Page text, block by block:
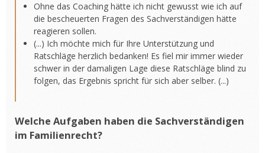
Ohne das Coaching hätte ich nicht gewusst wie ich auf
die bescheuerten Fragen des Sachverständigen hätte
reagieren sollen.
(...) Ich möchte mich für Ihre Unterstützung und
Ratschläge herzlich bedanken! Es fiel mir immer wieder
schwer in der damaligen Lage diese Ratschläge blind zu
folgen, das Ergebnis spricht für sich aber selber. (...)
Welche Aufgaben haben die Sachverständigen
im Familienrecht?